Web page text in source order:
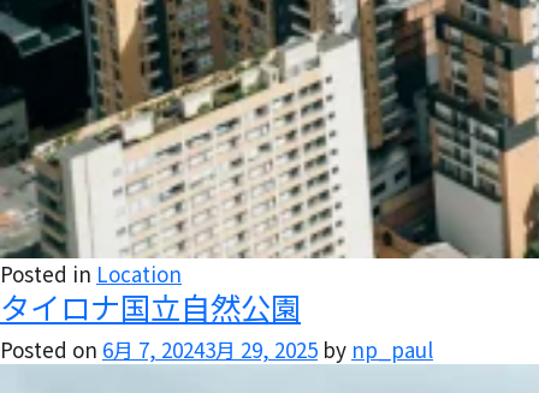
Posted in Location
タイロナ国立自然公園
Posted on 6月 7, 20243月 29, 2025 by np_paul